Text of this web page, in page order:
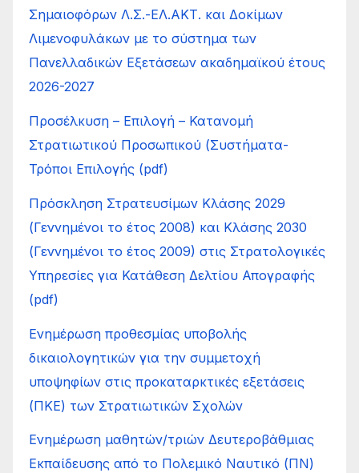
Σημαιοφόρων Λ.Σ.-ΕΛ.ΑΚΤ. και Δοκίμων
Λιμενοφυλάκων με το σύστημα των
Πανελλαδικών Εξετάσεων ακαδημαϊκού έτους
2026-2027
Προσέλκυση – Επιλογή – Κατανοµή
Στρατιωτικού Προσωπικού (Συστήµατα-
Τρόποι Επιλογής (pdf)
Πρόσκληση Στρατευσίμων Κλάσης 2029
(Γεννημένοι το έτος 2008) και Κλάσης 2030
(Γεννημένοι το έτος 2009) στις Στρατολογικές
Υπηρεσίες για Κατάθεση Δελτίου Απογραφής
(pdf)
Ενημέρωση προθεσμίας υποβολής
δικαιολογητικών για την συμμετοχή
υποψηφίων στις προκαταρκτικές εξετάσεις
(ΠΚΕ) των Στρατιωτικών Σχολών
Ενημέρωση μαθητών/τριών Δευτεροβάθμιας
Εκπαίδευσης από το Πολεμικό Ναυτικό (ΠΝ)